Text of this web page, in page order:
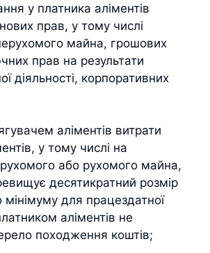
у платника аліментів
прав, у тому числі
майна, грошових
прав на результати
діяльності, корпоративних
аліментів витрати
у тому числі на
або рухомого майна,
десятикратний розмір
для працездатної
аліментів не
походження коштів;